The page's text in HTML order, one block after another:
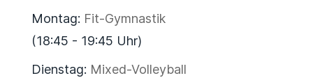
Montag: Fit-Gymnastik
(18:45 - 19:45 Uhr)
Dienstag: Mixed-Volleyball